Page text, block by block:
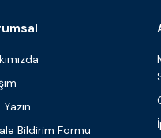
Bildirim Formu